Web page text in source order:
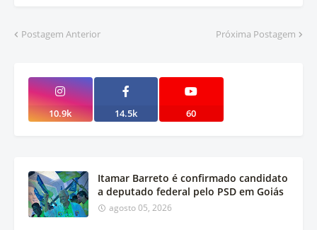
Postagem Anterior Próxima Postagem
10.9k 14.5k 60
Itamar Barreto é confirmado candidato
a deputado federal pelo PSD em Goiás
agosto 05, 2026